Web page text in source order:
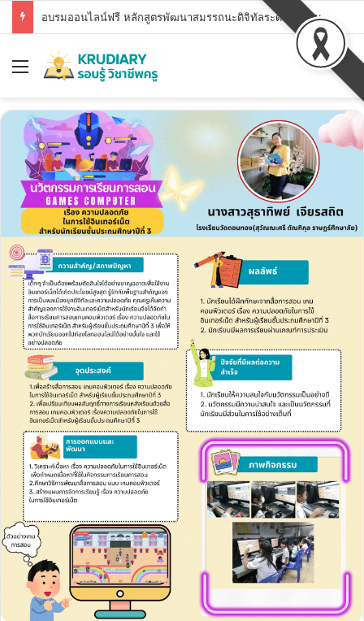
อบรมออนไลน์ฟรี หลักสูตรพัฒนาสมรรถนะดิจิทัลระดับพื้นฐาน สพฐ. DC1 – DC7 รับวุฒิบัตร สพฐ.
Menu